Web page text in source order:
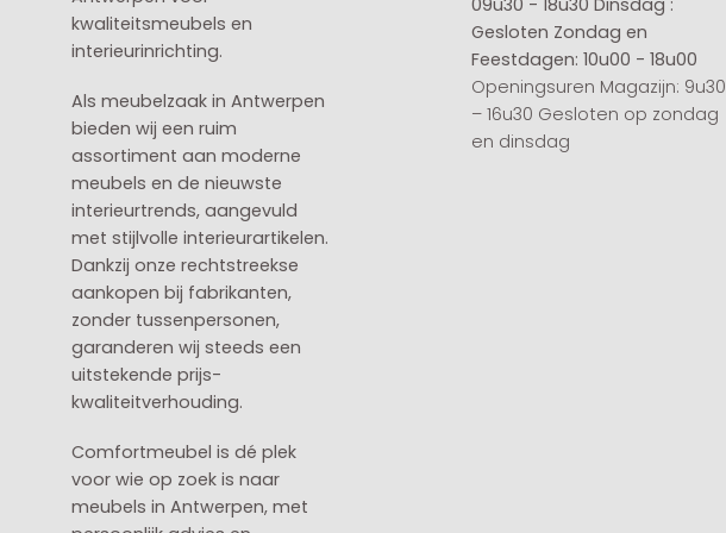
kwaliteitsmeubels en
interieurinrichting.
Als meubelzaak in Antwerpen
bieden wij een ruim
assortiment aan moderne
meubels en de nieuwste
interieurtrends, aangevuld
met stijlvolle interieurartikelen.
Dankzij onze rechtstreekse
aankopen bij fabrikanten,
zonder tussenpersonen,
garanderen wij steeds een
uitstekende prijs-
kwaliteitverhouding.
Comfortmeubel is dé plek
voor wie op zoek is naar
meubels in Antwerpen, met
09u30 - 18u30 Dinsdag :
Gesloten Zondag en
Feestdagen: 10u00 - 18u00
Openingsuren Magazijn: 9u30
– 16u30 Gesloten op zondag
en dinsdag